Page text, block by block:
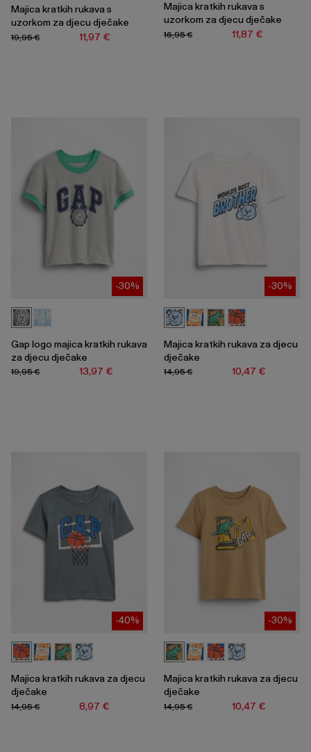
Majica kratkih rukava s
uzorkom za djecu dječake
11,97 €
19,95 €
Majica kratkih rukava s
uzorkom za djecu dječake
11,87 €
16,95 €
-30%
Gap logo majica kratkih rukava
za djecu dječake
13,97 €
19,95 €
-30%
Majica kratkih rukava za djecu
dječake
10,47 €
14,95 €
-40%
Majica kratkih rukava za djecu
dječake
8,97 €
14,95 €
-30%
Majica kratkih rukava za djecu
dječake
10,47 €
14,95 €